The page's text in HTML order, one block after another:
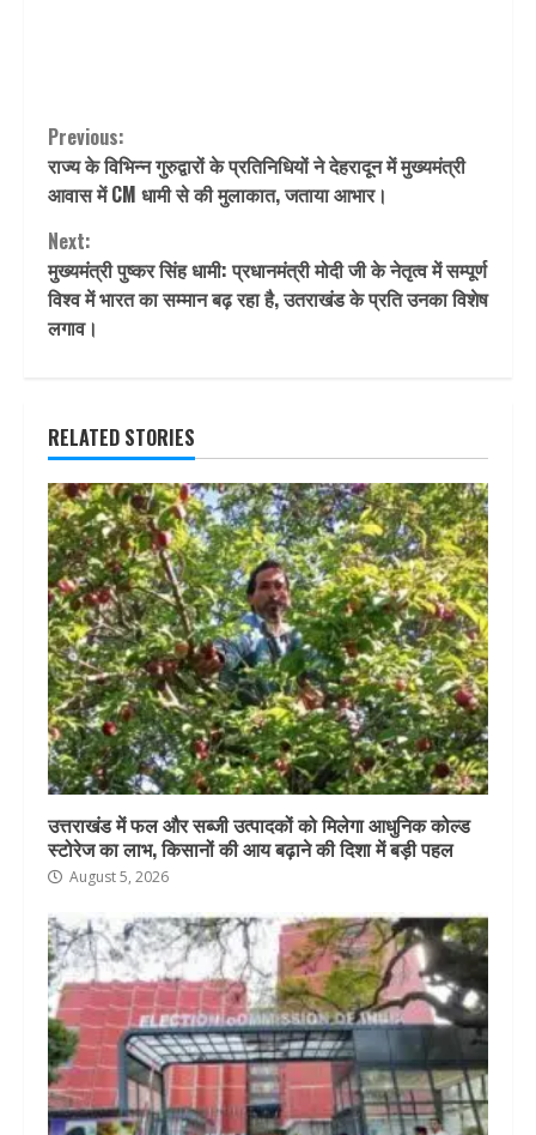
Continue
Reading
Previous:
राज्य के विभिन्न गुरुद्वारों के प्रतिनिधियों ने देहरादून में मुख्यमंत्री
आवास में CM धामी से की मुलाकात, जताया आभार।
Next:
मुख्यमंत्री पुष्कर सिंह धामी: प्रधानमंत्री मोदी जी के नेतृत्व में सम्पूर्ण
विश्व में भारत का सम्मान बढ़ रहा है, उतराखंड के प्रति उनका विशेष
लगाव।
RELATED STORIES
उत्तराखंड में फल और सब्जी उत्पादकों को मिलेगा आधुनिक कोल्ड
स्टोरेज का लाभ, किसानों की आय बढ़ाने की दिशा में बड़ी पहल
August 5, 2026